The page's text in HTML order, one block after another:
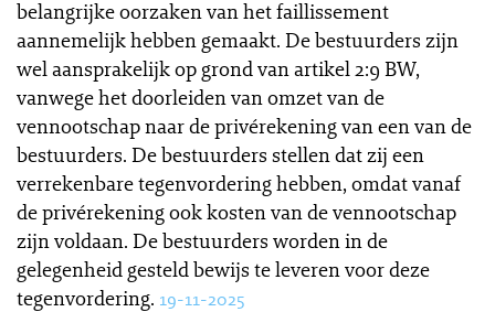
belangrijke oorzaken van het faillissement
aannemelijk hebben gemaakt. De bestuurders zijn
wel aansprakelijk op grond van artikel 2:9 BW,
vanwege het doorleiden van omzet van de
vennootschap naar de privérekening van een van de
bestuurders. De bestuurders stellen dat zij een
verrekenbare tegenvordering hebben, omdat vanaf
de privérekening ook kosten van de vennootschap
zijn voldaan. De bestuurders worden in de
gelegenheid gesteld bewijs te leveren voor deze
tegenvordering. 19-11-2025